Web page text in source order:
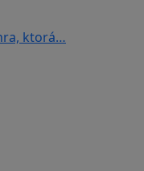
ktorá…